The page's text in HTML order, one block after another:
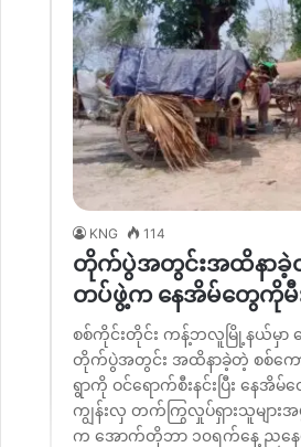
KNG 114
တိုက်ပွဲအတွင်းအထိနာခဲ့
တပ်ဖွဲ့က နေအိမ်တွေကိုမီ
စစ်ကိုင်းတိုင်း ကန့်ဘလူမြို့နယ်မှာ
တိုက်ပွဲအတွင်း အထိနာခဲ့တဲ့ စစ်ကေ
ရွာကို ဝင်ရောက်စီးနင်းပြီး နေ
ကျွန်းလှ တက်ကြွလှုပ်ရှားသူမျာ
က အောက်တိုဘာ ၁၀ရက်နေ့ ညနေပို